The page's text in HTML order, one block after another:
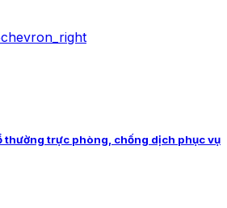
chevron_right
thường trực phòng, chống dịch phục vụ